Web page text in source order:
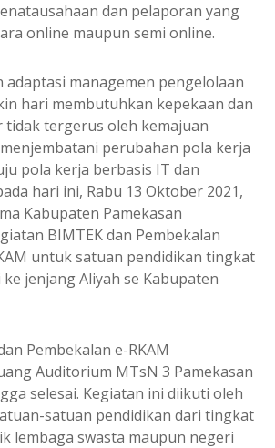
dan pelaporan yang
online maupun semi online.
managemen pengelolaan
hari membutuhkan kepekaan dan
tidak tergerus oleh kemajuan
perubahan pola kerja
pola kerja berbasis IT dan
hari ini, Rabu 13 Oktober 2021,
Kabupaten Pamekasan
BIMTEK dan Pembekalan
untuk satuan pendidikan tingkat
jenjang Aliyah se Kabupaten
Pembekalan e-RKAM
Auditorium MTsN 3 Pamekasan
selesai. Kegiatan ini diikuti oleh
satuan pendidikan dari tingkat
lembaga swasta maupun negeri